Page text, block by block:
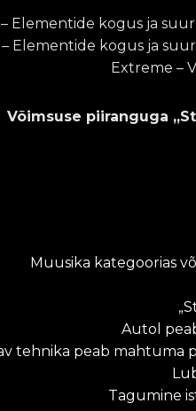
Elementide kogus ja
Elementide kogus ja
Extreme –
Võimsuse piiranguga
Muusika kategoorias
Autol
tehnika peab mahtuma
Tagumine